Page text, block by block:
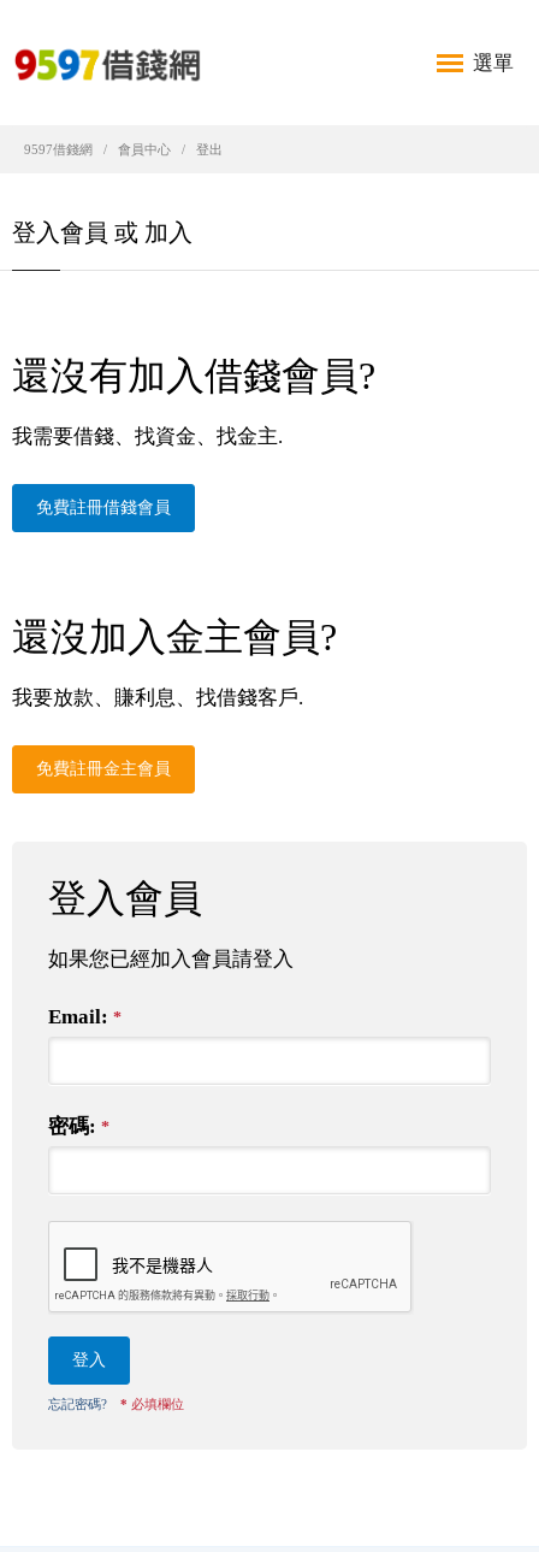
選單
9597借錢網 會員中心 登出
登入會員 或 加入
還沒有加入借錢會員?
我需要借錢、找資金、找金主.
免費註冊借錢會員
還沒加入金主會員?
我要放款、賺利息、找借錢客戶.
免費註冊金主會員
登入會員
如果您已經加入會員請登入
Email: *
密碼: *
登入
忘記密碼? * 必填欄位